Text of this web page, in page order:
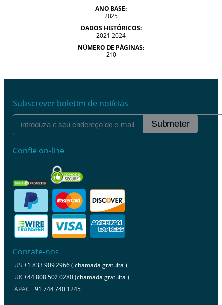
ANO BASE:
2025
DADOS HISTÓRICOS:
2021-2024
NÚMERO DE PÁGINAS:
210
Subscrever boletim de notícias
Submeter
Confie on-line
Contate-nos
US +1 833 909 2966 ( chamada gratuita )
UK+44 808 502 0280 (chamada gratuita )
APAC +91 744 740 1245